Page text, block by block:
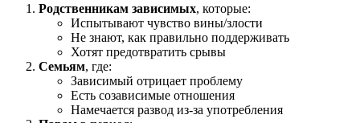
Родственникам зависимых, которые:
Испытывают чувство вины/злости
Не знают, как правильно поддерживать
Хотят предотвратить срывы
Семьям, где:
Зависимый отрицает проблему
Есть созависимые отношения
Намечается развод из-за употребления